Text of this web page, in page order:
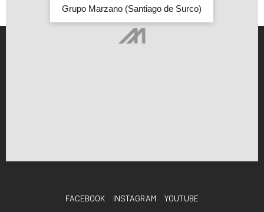
Grupo Marzano (Santiago de Surco)
FACEBOOK INSTAGRAM YOUTUBE